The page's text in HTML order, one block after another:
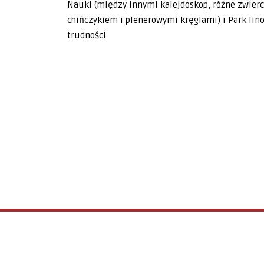
Nauki (między innymi kalejdoskop, różne
chińczykiem i plenerowymi kręglami) i Park
trudności.
Kostka brukowa – estetyka i